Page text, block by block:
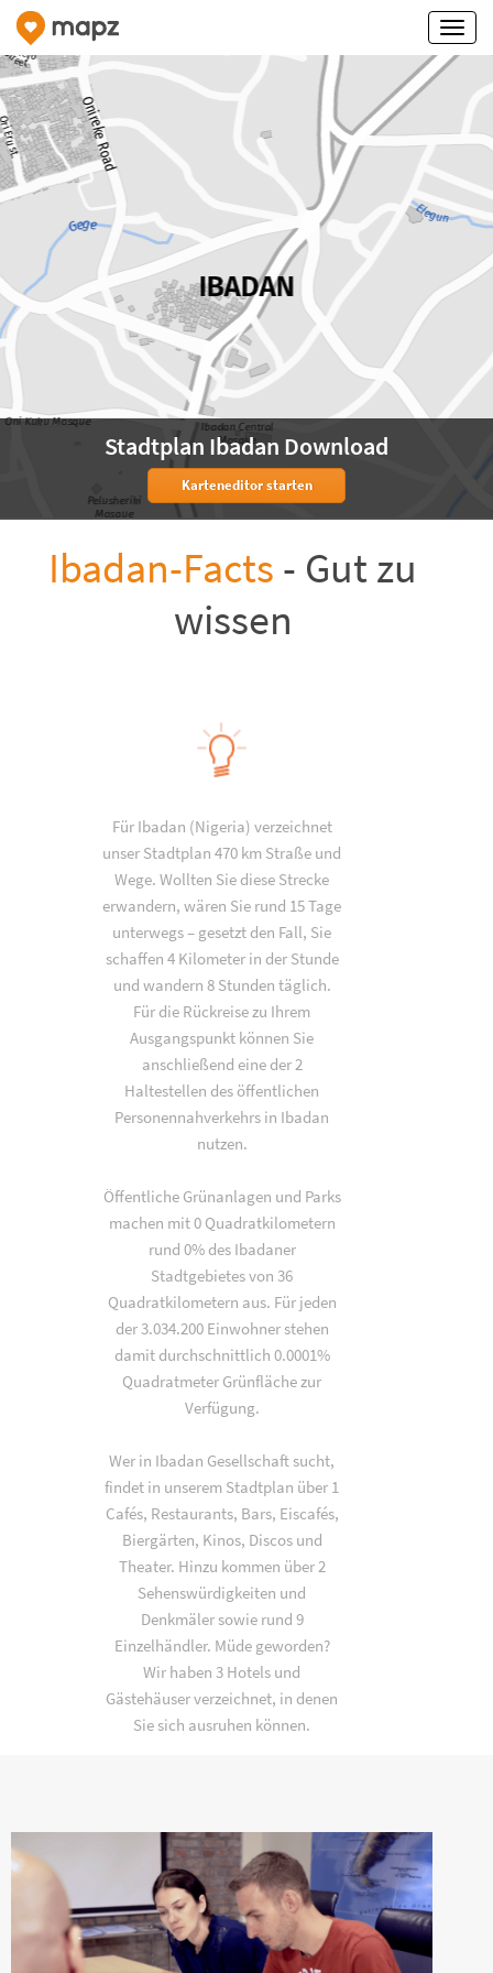
Stadtplan Ibadan Download
Karteneditor starten
Ibadan-Facts - Gut zu
wissen
Für Ibadan (Nigeria) verzeichnet
unser Stadtplan 470 km Straße und
Wege. Wollten Sie diese Strecke
erwandern, wären Sie rund 15 Tage
unterwegs – gesetzt den Fall, Sie
schaffen 4 Kilometer in der Stunde
und wandern 8 Stunden täglich.
Für die Rückreise zu Ihrem
Ausgangspunkt können Sie
anschließend eine der 2
Haltestellen des öffentlichen
Personennahverkehrs in Ibadan
nutzen.
Öffentliche Grünanlagen und Parks
machen mit 0 Quadratkilometern
rund 0% des Ibadaner
Stadtgebietes von 36
Quadratkilometern aus. Für jeden
der 3.034.200 Einwohner stehen
damit durchschnittlich 0.0001%
Quadratmeter Grünfläche zur
Verfügung.
Wer in Ibadan Gesellschaft sucht,
findet in unserem Stadtplan über 1
Cafés, Restaurants, Bars, Eiscafés,
Biergärten, Kinos, Discos und
Theater. Hinzu kommen über 2
Sehenswürdigkeiten und
Denkmäler sowie rund 9
Einzelhändler. Müde geworden?
Wir haben 3 Hotels und
Gästehäuser verzeichnet, in denen
Sie sich ausruhen können.